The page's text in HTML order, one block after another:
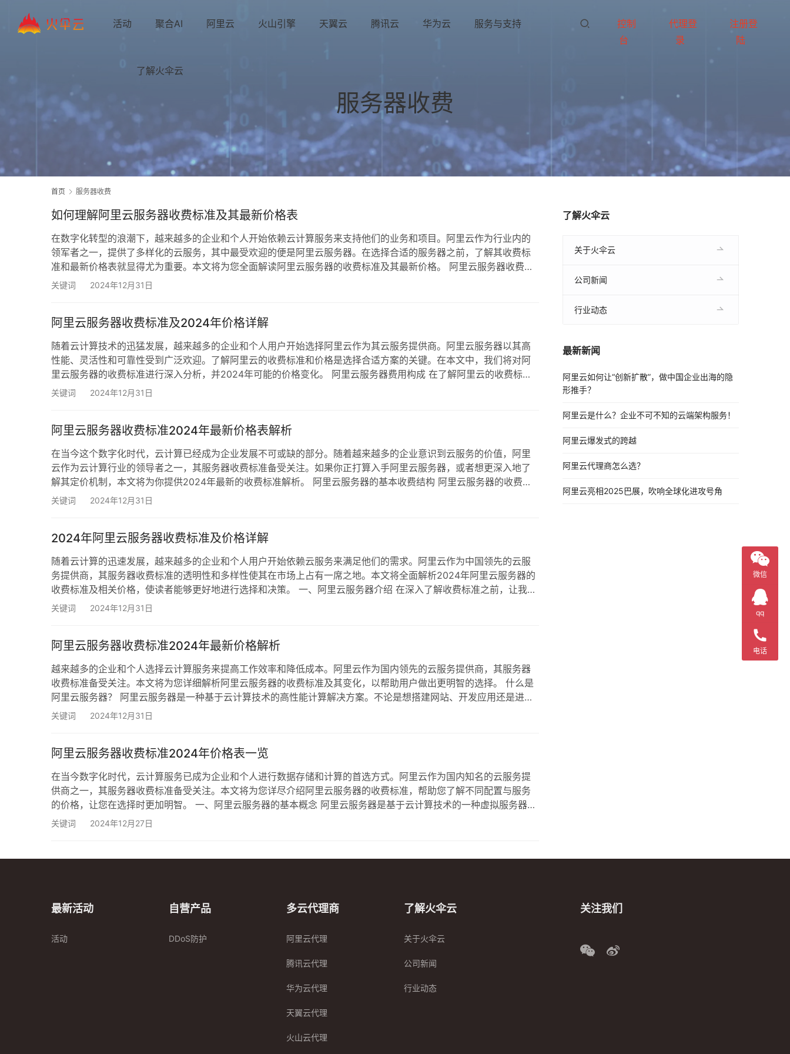
活动 聚合AI 阿里云 火山引擎 天翼云 腾讯云 华为云 服务与支持
了解火伞云
控制
台
代理登
录
注册登
陆
服务器收费
首页 服务器收费
如何理解阿里云服务器收费标准及其最新价格表
在数字化转型的浪潮下，越来越多的企业和个人开始依赖云计算服务来支持他们的业务和项目。阿里云作为行业内的
领军者之一，提供了多样化的云服务，其中最受欢迎的便是阿里云服务器。在选择合适的服务器之前，了解其收费标
准和最新价格表就显得尤为重要。本文将为您全面解读阿里云服务器的收费标准及其最新价格。 阿里云服务器收费标
准概述 阿里云服务器的收费标准通常取决于以下几个因素： 实例类型：不同的实例类型适用于不同的业务需求，比如
关键词 2024年12月31日
阿里云服务器收费标准及2024年价格详解
随着云计算技术的迅猛发展，越来越多的企业和个人用户开始选择阿里云作为其云服务提供商。阿里云服务器以其高
性能、灵活性和可靠性受到广泛欢迎。了解阿里云的收费标准和价格是选择合适方案的关键。在本文中，我们将对阿
里云服务器的收费标准进行深入分析，并2024年可能的价格变化。 阿里云服务器费用构成 在了解阿里云的收费标准
之前，首先我们需要知道阿里云服务器的费用构成。通常来说，阿里云服务器的费用主要包括以下几个方面： 基础资
关键词 2024年12月31日
阿里云服务器收费标准2024年最新价格表解析
在当今这个数字化时代，云计算已经成为企业发展不可或缺的部分。随着越来越多的企业意识到云服务的价值，阿里
云作为云计算行业的领导者之一，其服务器收费标准备受关注。如果你正打算入手阿里云服务器，或者想更深入地了
解其定价机制，本文将为你提供2024年最新的收费标准解析。 阿里云服务器的基本收费结构 阿里云服务器的收费标
准主要由以下几个部分构成： 计算资源：根据CPU、内存等配置收费。 存储空间：根据使用的磁盘大小和类型收费。
关键词 2024年12月31日
2024年阿里云服务器收费标准及价格详解
随着云计算的迅速发展，越来越多的企业和个人用户开始依赖云服务来满足他们的需求。阿里云作为中国领先的云服
务提供商，其服务器收费标准的透明性和多样性使其在市场上占有一席之地。本文将全面解析2024年阿里云服务器的
收费标准及相关价格，使读者能够更好地进行选择和决策。 一、阿里云服务器介绍 在深入了解收费标准之前，让我们
先简单了解一下阿里云服务器的种类和功能。阿里云提供多种类型的云服务器，主要包括： ECS（弹性计算服务）：
关键词 2024年12月31日
阿里云服务器收费标准2024年最新价格解析
越来越多的企业和个人选择云计算服务来提高工作效率和降低成本。阿里云作为国内领先的云服务提供商，其服务器
收费标准备受关注。本文将为您详细解析阿里云服务器的收费标准及其变化，以帮助用户做出更明智的选择。 什么是
阿里云服务器？ 阿里云服务器是一种基于云计算技术的高性能计算解决方案。不论是想搭建网站、开发应用还是进行
大数据分析，阿里云服务器都能提供灵活的计算资源。用户可以根据实际需要选择不同配置的服务器，以满足各种使
关键词 2024年12月31日
阿里云服务器收费标准2024年价格表一览
在当今数字化时代，云计算服务已成为企业和个人进行数据存储和计算的首选方式。阿里云作为国内知名的云服务提
供商之一，其服务器收费标准备受关注。本文将为您详尽介绍阿里云服务器的收费标准，帮助您了解不同配置与服务
的价格，让您在选择时更加明智。 一、阿里云服务器的基本概念 阿里云服务器是基于云计算技术的一种虚拟服务器，
它提供了灵活的计算、存储和网络资源，适合各种需求的用户。从电商平台到企业官网，蓝领技术到高端研发，阿里
关键词 2024年12月27日
了解火伞云
关于火伞云
公司新闻
行业动态
最新新闻
阿里云如何让“创新扩散”，做中国企业出海的隐
形推手？
阿里云是什么？企业不可不知的云端架构服务！
阿里云爆发式的跨越
阿里云代理商怎么选？
阿里云亮相2025巴展，吹响全球化进攻号角
最新活动
活动
自营产品
DDoS防护
多云代理商
阿里云代理
腾讯云代理
华为云代理
天翼云代理
火山云代理
了解火伞云
关于火伞云
公司新闻
行业动态
关注我们
微信
qq
电话